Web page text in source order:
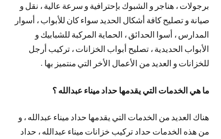
برجولات ، هناجر و الشبوك بإحترافية و سرعة عالية ، نقل و
صيانة و تصليح كافة أشكال الحديد سواء كان للأبواب ، أسوار
المدارس ، أسوا الحدائق ، الحماية المركبة للشبابيك و
الأبواب الحديدية ، تصليح أبواب الخزانات ، تركيب أرجل
للخزانات و العديد من الأعمال الأخر التي منتميز بها .
ما هي الخدمات التي يقدمها حداد ميناء عبدالله ؟
هناك العديد من الخدمات التي يقدمها حداد ميناء عبدالله ، و
من هذه الخدمات حداد تركيب خزانات ميناء عبدالله ، حداد